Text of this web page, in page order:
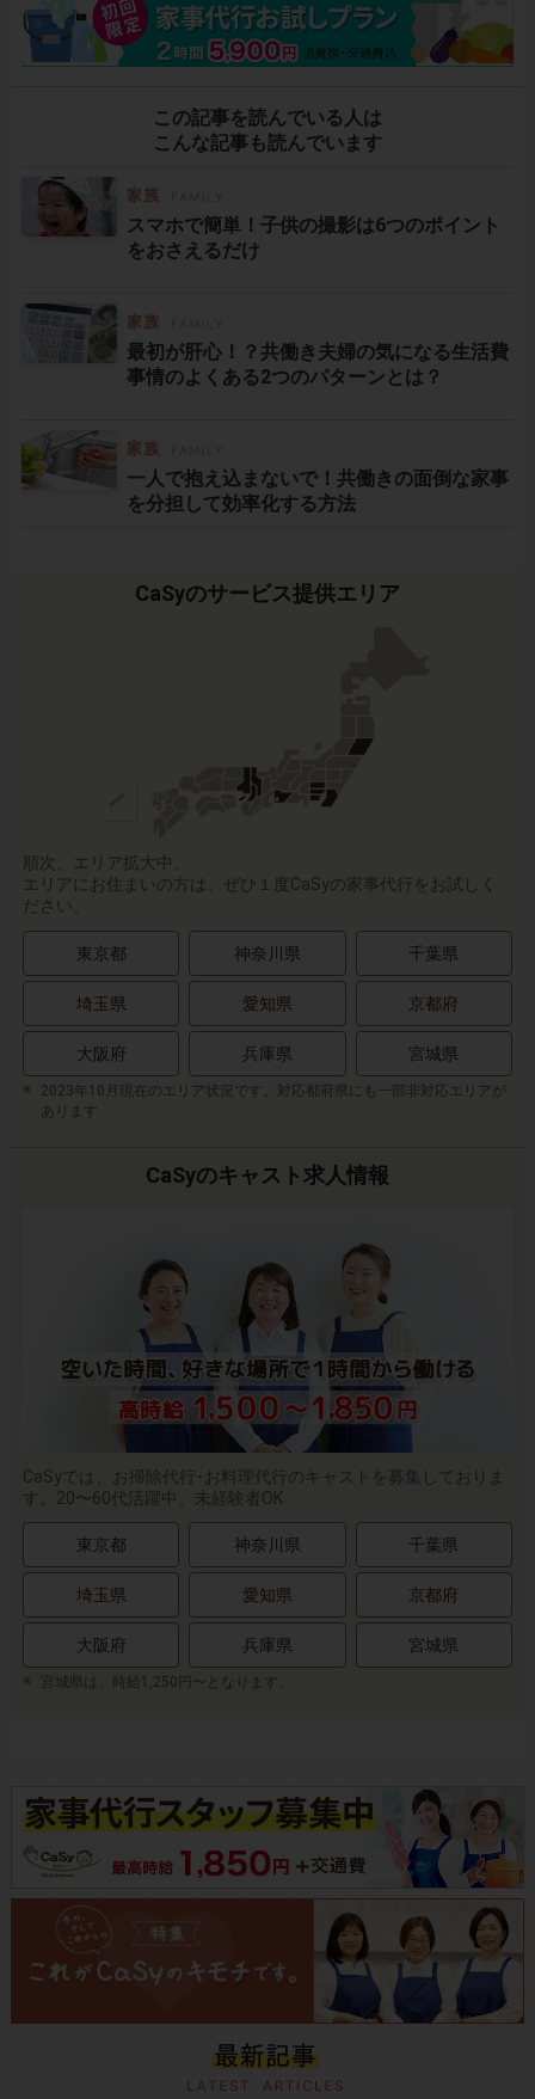
この記事を読んでいる人は
こんな記事も読んでいます
スマホで簡単！子供の撮影は6つのポイント
をおさえるだけ
最初が肝心！？共働き夫婦の気になる生活費
事情のよくある2つのパターンとは？
一人で抱え込まないで！共働きの面倒な家事
を分担して効率化する方法
CaSyのサービス提供エリア
順次、エリア拡大中。
エリアにお住まいの方は、ぜひ１度CaSyの家事代行をお試しく
ださい。
東京都 神奈川県 千葉県
埼玉県 愛知県 京都府
大阪府 兵庫県 宮城県
2023年10月現在のエリア状況です。対応都府県にも一部非対応エリアが
あります
CaSyのキャスト求人情報
CaSyでは、お掃除代行･お料理代行のキャストを募集しておりま
す。20〜60代活躍中。未経験者OK
東京都 神奈川県 千葉県
埼玉県 愛知県 京都府
大阪府 兵庫県 宮城県
宮城県は、時給1,250円〜となります。